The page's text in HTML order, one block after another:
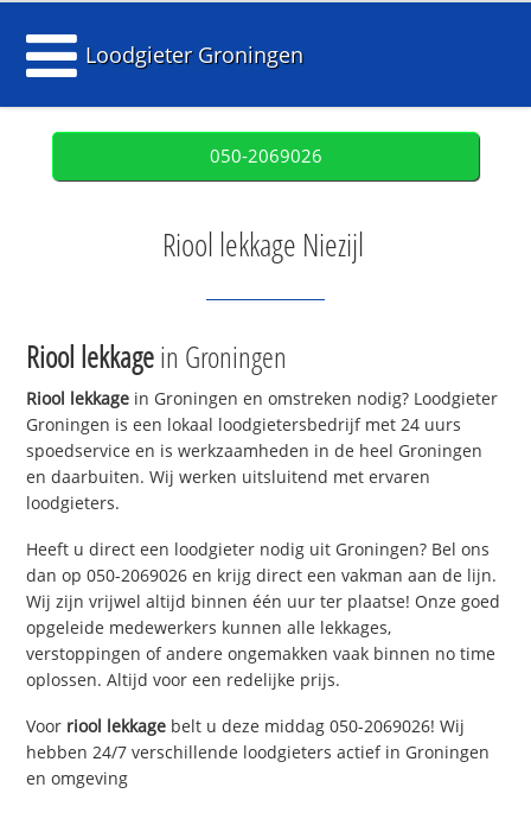
Loodgieter Groningen
050-2069026
Riool lekkage Niezijl
Riool lekkagein Groningen
Riool lekkage in Groningen en omstreken nodig? Loodgieter
Groningen is een lokaal loodgietersbedrijf met 24 uurs
spoedservice en is werkzaamheden in de heel Groningen
en daarbuiten. Wij werken uitsluitend met ervaren
loodgieters.
Heeft u direct een loodgieter nodig uit Groningen? Bel ons
dan op 050-2069026 en krijg direct een vakman aan de lijn.
Wij zijn vrijwel altijd binnen één uur ter plaatse! Onze goed
opgeleide medewerkers kunnen alle lekkages,
verstoppingen of andere ongemakken vaak binnen no time
oplossen. Altijd voor een redelijke prijs.
Voor riool lekkage belt u deze middag 050-2069026! Wij
hebben 24/7 verschillende loodgieters actief in Groningen
en omgeving